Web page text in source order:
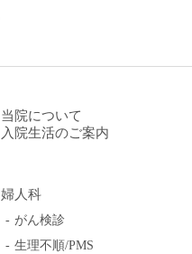
当院について
入院生活のご案内
婦人科
がん検診
生理不順/PMS